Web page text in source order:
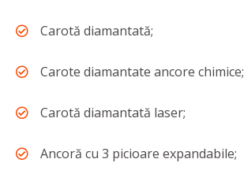
Carotă diamantată;
Carote diamantate ancore chimice;
Carotă diamantată laser;
Ancoră cu 3 picioare expandabile;